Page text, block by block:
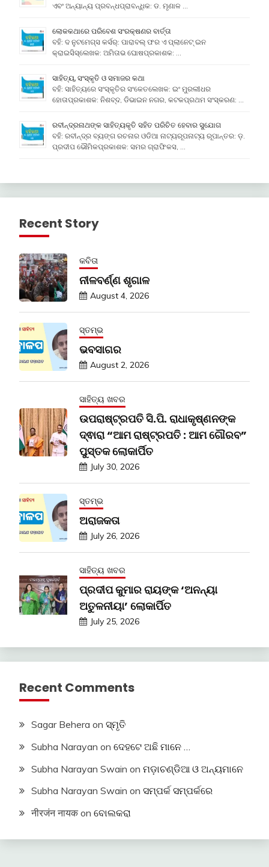
ଏବଂ ଅନ୍ୟାନ୍ୟ ପ୍ରବନ୍ଧପ୍ରାବନ୍ଧିକ: ଡ. ମୃଣାଳ …
ଲୋକକଥାରେ ପରିବେଶ ସଂରକ୍ଷଣର ବାର୍ତ୍ତା
ବହି: ଦ ନୁଟମେଗ୍ସ କର୍ସର୍: ପାରାବଲ୍ ଫର ଏ ପ୍ଲାନେଟ୍ ଇନ
କ୍ରାଇସିସ୍ଲେଖକ: ଅମିତାଭ ଘୋଷପ୍ରକାଶକ: …
ସାହିତ୍ୟ, ସଂସ୍କୃତି ଓ ସମାଜର କଥା
ବହି: ସାହିତ୍ୟରେ ସଂସ୍କୃତିର ସଂକେତଲେଖକ: ଇଂ ମୁରଲୀଧର
ହୋତାପ୍ରକାଶକ: ନିଶବ୍ଦ, ଡିଭାଇନ ନଗର, କଟକପ୍ରଥମ ସଂସ୍କରଣ: …
ରବୀନ୍ଦ୍ରନାଥଙ୍କ ସାହିତ୍ୟକୃତି ସହିତ ପରିଚିତ ହେବାର ସୁଯୋଗ
ବହି: ରବୀନ୍ଦ୍ର ବ୍ୟଙ୍ଗ ରଚନାର ଓଡିଆ ନାଟ୍ୟରୂପନାଟ୍ୟ ରୂପାନ୍ତର: ଡ଼.
ପ୍ରଦୀପ ଭୌମିକପ୍ରକାଶକ: ସମର ଗ୍ରାଫିକସ, …
Recent Story
କବିତା
ନୀଳବର୍ଣ୍ଣ ଶୃଗାଳ
August 4, 2026
ସ୍ତମ୍ଭ
ଭବସାଗର
August 2, 2026
ସାହିତ୍ୟ ଖବର
ଉପରାଷ୍ଟ୍ରପତି ସି.ପି. ରାଧାକୃଷ୍ଣନଙ୍କ
ଦ୍ଵାରା “ଆମ ରାଷ୍ଟ୍ରପତି : ଆମ ଗୌରବ”
ପୁସ୍ତକ ଲୋକାର୍ପିତ
July 30, 2026
ସ୍ତମ୍ଭ
ଅରାଜକତା
July 26, 2026
ସାହିତ୍ୟ ଖବର
ପ୍ରଦୀପ କୁମାର ରାୟଙ୍କ ‘ଅନନ୍ୟା
ଅତୁଳନୀୟା’ ଲୋକାର୍ପିତ
July 25, 2026
Recent Comments
Sagar Behera on ସ୍ମୃତି
Subha Narayan on ଦେହଟେ ଅଛି ମାନେ …
Subha Narayan Swain on ମଡ଼ାଚଣ୍ଡିଆ ଓ ଅନ୍ୟମାନେ
Subha Narayan Swain on ସମ୍ପର୍କ ସମ୍ପର୍କରେ
नीरजंन नायक on ବୋଲକରା